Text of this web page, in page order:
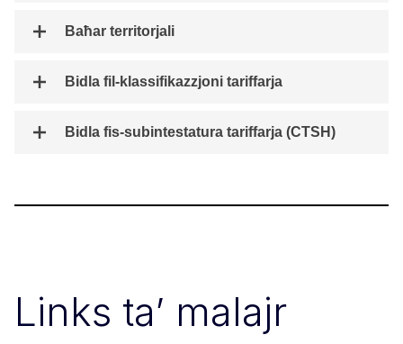
Baħar territorjali
Bidla fil-klassifikazzjoni tariffarja
Bidla fis-subintestatura tariffarja (CTSH)
Links ta’ malajr